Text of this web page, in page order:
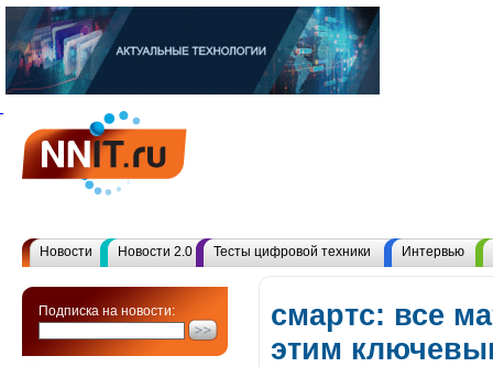
Новости Новости 2.0 Тесты цифровой техники Интервью
Подписка на новости:
смартс: все
этим